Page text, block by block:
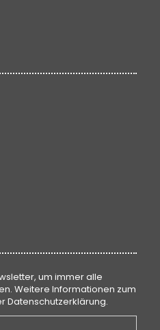
um immer alle
Weitere Informationen zum
Datenschutzerklärung.